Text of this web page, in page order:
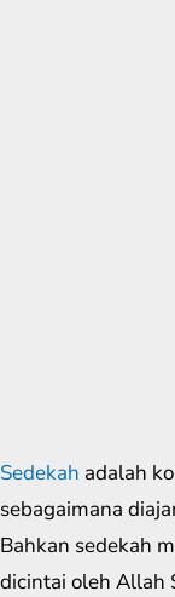
Sedekah adalah
sebagaimana
Bahkan sedekah
dicintai oleh Allah